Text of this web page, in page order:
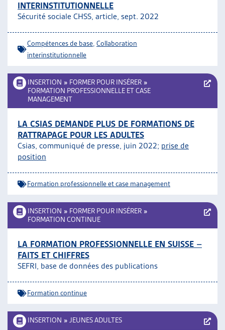
INTERINSTITUTIONNELLE
Sécurité sociale CHSS, article, sept. 2022
Compétences de base Collaboration
interinstitutionnelle
INSERTION » FORMER POUR INSÉRER »
FORMATION PROFESSIONNELLE ET CASE
MANAGEMENT
LA CSIAS DEMANDE PLUS DE FORMATIONS DE
RATTRAPAGE POUR LES ADULTES
Csias, communiqué de presse, juin 2022; prise de
position
Formation professionnelle et case management
INSERTION » FORMER POUR INSÉRER »
FORMATION CONTINUE
LA FORMATION PROFESSIONNELLE EN SUISSE –
FAITS ET CHIFFRES
SEFRI, base de données des publications
Formation continue
INSERTION » JEUNES ADULTES